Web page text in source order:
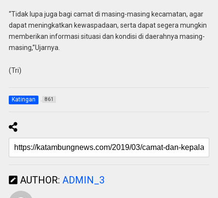
“Tidak lupa juga bagi camat di masing-masing kecamatan, agar
dapat meningkatkan kewaspadaan, serta dapat segera mungkin
memberikan informasi situasi dan kondisi di daerahnya masing-
masing,”Ujarnya.
(Tri)
Katingan 861
AUTHOR: ADMIN_3